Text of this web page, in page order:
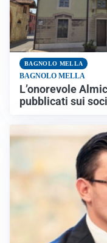
BAGNOLO MELLA
BAGNOLO MELLA
L’onorevole
pubblicati sui